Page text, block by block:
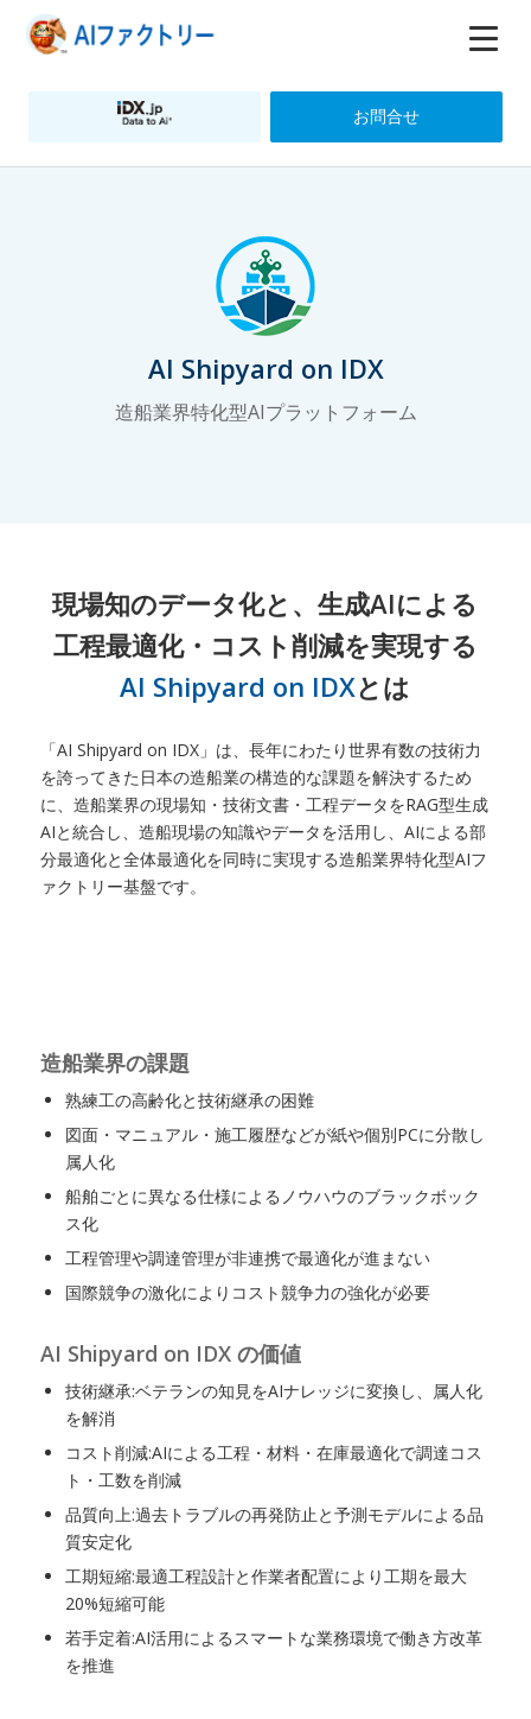
お問合せ
AI Shipyard on IDX
造船業界特化型AIプラットフォーム
現場知のデータ化と、生成AIによる
工程最適化・コスト削減を実現する
AI Shipyard on IDXとは
「AI Shipyard on IDX」は、長年にわたり世界有数の技術力
を誇ってきた日本の造船業の構造的な課題を解決するため
に、造船業界の現場知・技術文書・工程データをRAG型生成
AIと統合し、造船現場の知識やデータを活用し、AIによる部
分最適化と全体最適化を同時に実現する造船業界特化型AIフ
ァクトリー基盤です。
造船業界の課題
熟練工の高齢化と技術継承の困難
図面・マニュアル・施工履歴などが紙や個別PCに分散し
属人化
船舶ごとに異なる仕様によるノウハウのブラックボック
ス化
工程管理や調達管理が非連携で最適化が進まない
国際競争の激化によりコスト競争力の強化が必要
AI Shipyard on IDX の価値
技術継承:ベテランの知見をAIナレッジに変換し、属人化
を解消
コスト削減:AIによる工程・材料・在庫最適化で調達コス
ト・工数を削減
品質向上:過去トラブルの再発防止と予測モデルによる品
質安定化
工期短縮:最適工程設計と作業者配置により工期を最大
20%短縮可能
若手定着:AI活用によるスマートな業務環境で働き方改革
を推進